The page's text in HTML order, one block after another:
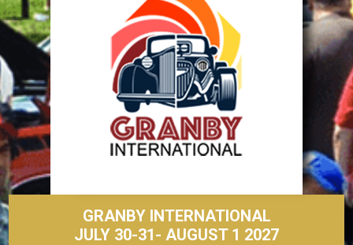
GRANBY INTERNATIONAL
JULY 30-31- AUGUST 1 2027